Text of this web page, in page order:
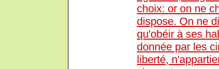
choix: or on ne
dispose. On ne
qu'obéir à ses
donnée par les
liberté,